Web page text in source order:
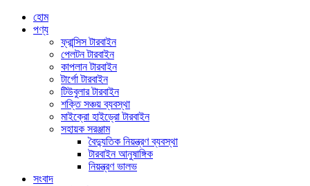
হোম
পণ্য
ফ্রান্সিস টারবাইন
পেলটন টারবাইন
কাপলান টারবাইন
টার্গো টারবাইন
টিউবুলার টারবাইন
শক্তি সঞ্চয় ব্যবস্থা
মাইক্রো হাইড্রো টারবাইন
সহায়ক সরঞ্জাম
বৈদ্যুতিক নিয়ন্ত্রণ ব্যবস্থা
টারবাইন আনুষাঙ্গিক
নিয়ন্ত্রণ ভালভ
সংবাদ